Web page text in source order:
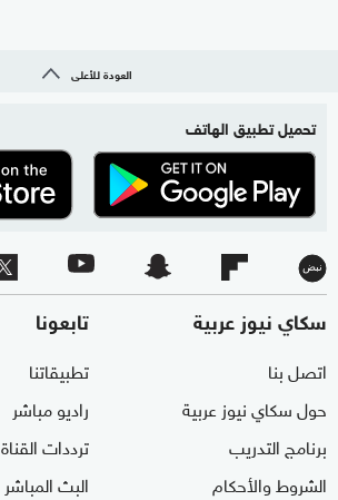
العودة للأعلى
تحميل تطبيق الهاتف
سكاي نيوز عربية
اتصل بنا
حول سكاي نيوز عربية
برنامج التدريب
الشروط والأحكام
تابعونا
تطبيقاتنا
راديو مباشر
ترددات القناة
البث المباشر